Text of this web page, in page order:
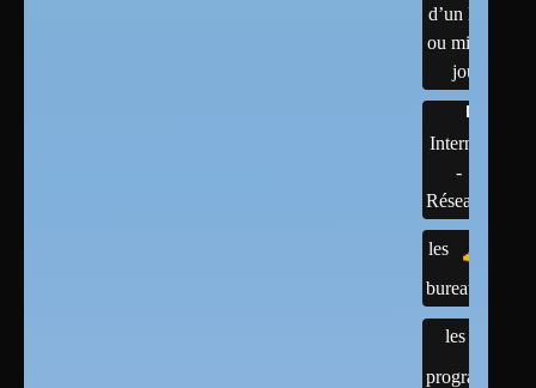
d’un linux
ou mises à
jour
Internet
-
Réseaux
les
bureaux
les
programmes